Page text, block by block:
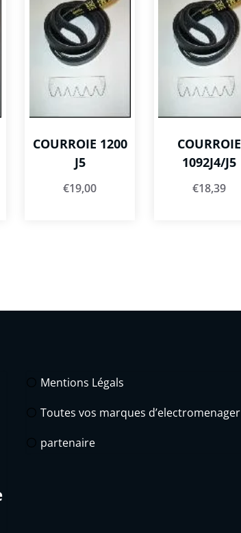
COURROIE 1200
J5
€19,00
COURROIE
1092J4/J5
€18,39
Mentions Légals
Toutes vos marques d’electromenager
partenaire